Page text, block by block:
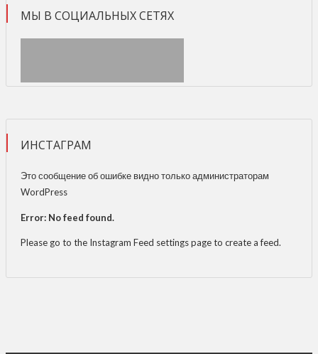
МЫ В СОЦИАЛЬНЫХ СЕТЯХ
ИНСТАГРАМ
Это сообщение об ошибке видно только администраторам
WordPress
Error: No feed found.
Please go to the Instagram Feed settings page to create a feed.